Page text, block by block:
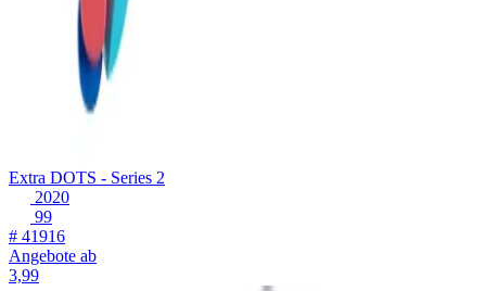
Extra DOTS - Series 2
2020
99
# 41916
Angebote ab
3,99